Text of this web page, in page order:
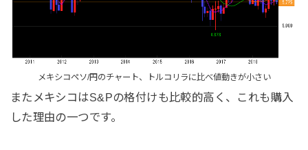
メキシコペソ/円のチャート、トルコリラに比べ値動きが小さい
またメキシコはS&Pの格付けも比較的高く、これも購入
した理由の一つです。